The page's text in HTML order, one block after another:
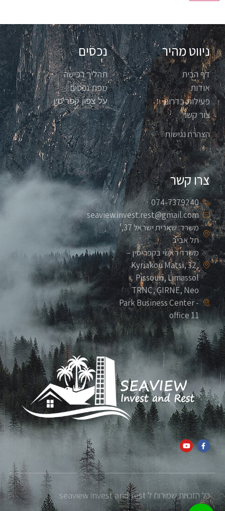
ניווט מהיר
דף הבית
אודות
פעילות בדרום
צור קשר
הצהרת נגישות
נכסים
תהליך רכישה
מפת נכסים
על צפון קפריסין
צרו קשר
074-7379240
seaview.invest.rest@gmail.com
משרד: שארית ישראל 37,
תל אביב
משרד ראשי בקפריסין –
Kyriakou Matsi, 32,
Pissouri, Limassol
TRNC, GIRNE, Neo
Park Business Center -
office 11
כל הזכויות שמורות ל seaview invest and rest